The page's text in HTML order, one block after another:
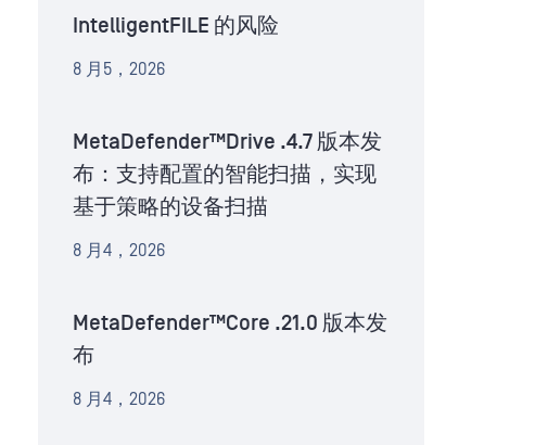
IntelligentFILE 的风险
8 月5，2026
MetaDefender™Drive .4.7 版本发
布：支持配置的智能扫描，实现
基于策略的设备扫描
8 月4，2026
MetaDefender™Core .21.0 版本发
布
8 月4，2026